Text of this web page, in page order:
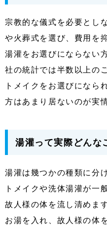
宗教的な儀式を必要とし
や火葬式を選び、費用を
湯灌をお選びにならない
社の統計では半数以上の
トメイクをお選びになら
方はあまり居ないのが実
湯灌って実際どんな
湯灌は幾つかの種類に分
トメイクや洗体湯灌が一
故人様の体を流し清めま
お湯を入れ、故人様の体